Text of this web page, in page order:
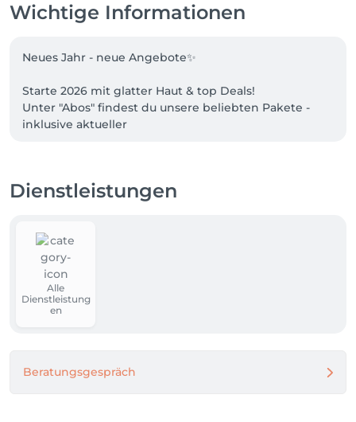
Wichtige Informationen
Neues Jahr - neue Angebote✨
Starte 2026 mit glatter Haut & top Deals!
Unter "Abos" findest du unsere beliebten Pakete -
inklusive aktueller
✨ 6 + 1 Aktion auf Einzelzonen
Dann wähle einfach einen Wertgutschein in
beliebiger Höhe -
ideal zum Verschenken!
Wenn dein Wunschpaket nicht dabei ist, schreib uns
Dein my SkinConcept Team
Dienstleistungen
Alle
Dienstleistung
en
Beratungsgespräch